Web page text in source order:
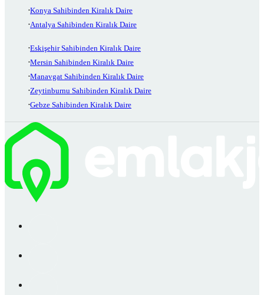
Konya Sahibinden Kiralık Daire
Antalya Sahibinden Kiralık Daire
Eskişehir Sahibinden Kiralık Daire
Mersin Sahibinden Kiralık Daire
Manavgat Sahibinden Kiralık Daire
Zeytinburnu Sahibinden Kiralık Daire
Gebze Sahibinden Kiralık Daire